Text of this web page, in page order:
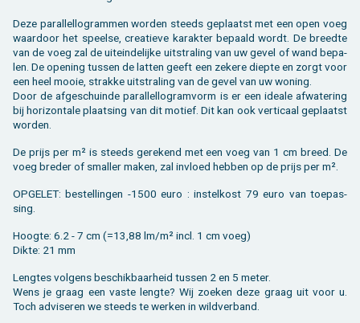
Deze pa­ral­lel­lo­gram­men wor­den steeds ge­plaatst met een open voeg
waar­door het speel­se, cre­a­tie­ve ka­rak­ter be­paald wordt. De breed­te
van de voeg zal de uit­ein­de­lij­ke uit­stra­ling van uw gevel of wand be­pa­
len. De ope­ning tus­sen de lat­ten geeft een ze­ke­re diep­te en zorgt voor
een heel mooie, strak­ke uit­stra­ling van de gevel van uw wo­ning.
Door de af­ge­schuin­de pa­ral­lel­lo­gram­vorm is er een ide­a­le af­wa­te­ring
bij ho­ri­zon­ta­le plaat­sing van dit mo­tief. Dit kan ook ver­ti­caal ge­plaatst
wor­den.
De prijs per m² is steeds ge­re­kend met een voeg van 1 cm breed. De
voeg bre­der of smal­ler maken, zal in­vloed heb­ben op de prijs per m².
OP­GE­LET: be­stel­lin­gen -1500 euro : in­stel­kost 79 euro van toe­pas­
sing.
Hoog­te: 6.2 - 7 cm (=13,88 lm/m² incl. 1 cm voeg)
Dikte: 21 mm
Leng­tes vol­gens be­schik­baar­heid tus­sen 2 en 5 meter.
Wens je graag een vaste leng­te? Wij zoe­ken deze graag uit voor u.
Toch ad­vi­se­ren we steeds te wer­ken in wild­ver­band.